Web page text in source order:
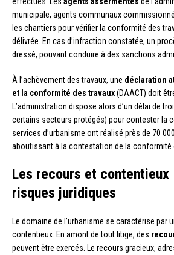
municipale, agents communaux
les chantiers pour vérifier la conformité des
délivrée. En cas d’infraction constatée, un
dressé, pouvant conduire à des sanctions
À l’achèvement des travaux, une déclaration
et la conformité des travaux(DAACT) doit
L’administration dispose alors d’un délai de
certains secteurs protégés) pour contester la
services d’urbanisme ont réalisé près de 70
aboutissant à la contestation de la conformité
Les recours et
risques juridiques
Le domaine de l’urbanisme se caractérise par
contentieux. En amont de tout litige, des
peuvent être exercés. Le recours gracieux,